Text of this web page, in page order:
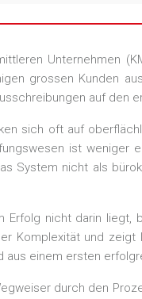
Unternehmen
grossen Kunden
auf den
sich oft auf
ist weniger
System nicht als
Erfolg nicht darin
Komplexität und
aus einem ersten
durch den